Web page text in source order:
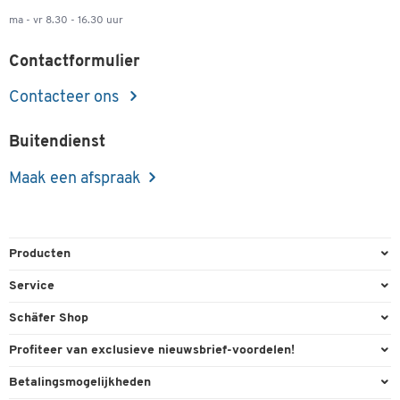
ma - vr 8.30 - 16.30 uur
Contactformulier
Contacteer ons
Buitendienst
Maak een afspraak
Producten
Kantoorbenodigdheden
Milieutechniek
Service
Bestelling herroepen
Schäfer Shop
Algemene voorwaarden
Profiteer van exclusieve nieuwsbrief-voordelen!
Welkomstgeschenk
Betalingsmogelijkheden